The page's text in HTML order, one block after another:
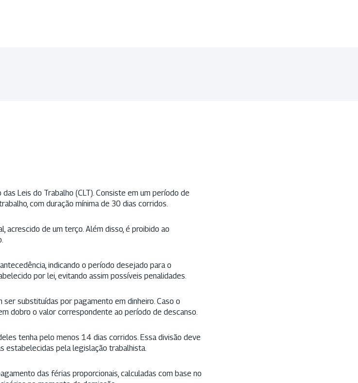
Leis do Trabalho (CLT). Consiste em um período de
com duração mínima de 30 dias corridos.
de um terço. Além disso, é proibido ao
indicando o período desejado para o
por lei, evitando assim possíveis penalidades.
substituídas por pagamento em dinheiro. Caso o
dobro o valor correspondente ao período de descanso.
tenha pelo menos 14 dias corridos. Essa divisão deve
estabelecidas pela legislação trabalhista.
das férias proporcionais, calculadas com base no